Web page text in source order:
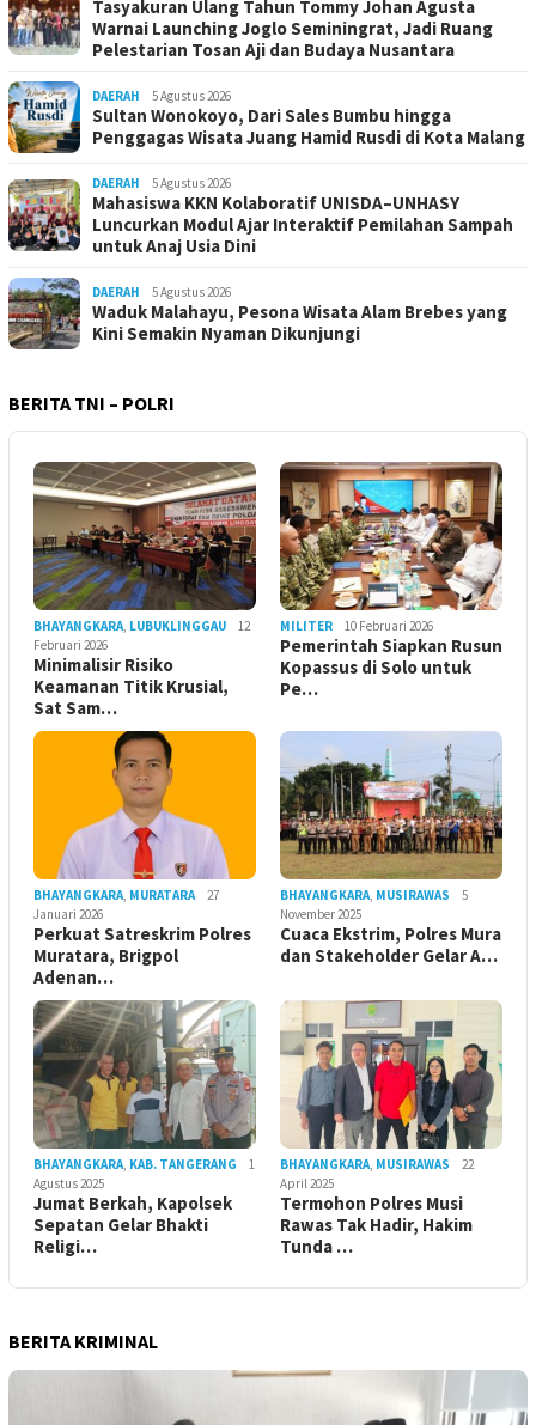
Tasyakuran Ulang Tahun Tommy Johan Agusta
Warnai Launching Joglo Seminingrat, Jadi Ruang
Pelestarian Tosan Aji dan Budaya Nusantara
DAERAH 5 Agustus 2026
Sultan Wonokoyo, Dari Sales Bumbu hingga
Penggagas Wisata Juang Hamid Rusdi di Kota Malang
DAERAH 5 Agustus 2026
Mahasiswa KKN Kolaboratif UNISDA–UNHASY
Luncurkan Modul Ajar Interaktif Pemilahan Sampah
untuk Anaj Usia Dini
DAERAH 5 Agustus 2026
Waduk Malahayu, Pesona Wisata Alam Brebes yang
Kini Semakin Nyaman Dikunjungi
BERITA TNI – POLRI
BHAYANGKARA LUBUKLINGGAU
12
Februari 2026
Minimalisir Risiko
Keamanan Titik Krusial,
Sat Sam…
MILITER 10 Februari 2026
Pemerintah Siapkan Rusun
Kopassus di Solo untuk
Pe…
BHAYANGKARA MURATARA
27
Januari 2026
Perkuat Satreskrim Polres
Muratara, Brigpol
Adenan…
BHAYANGKARA MUSIRAWAS
5
November 2025
Cuaca Ekstrim, Polres Mura
dan Stakeholder Gelar A…
BHAYANGKARA KAB. TANGERANG
1
Agustus 2025
Jumat Berkah, Kapolsek
Sepatan Gelar Bhakti
Religi…
BHAYANGKARA MUSIRAWAS
22
April 2025
Termohon Polres Musi
Rawas Tak Hadir, Hakim
Tunda …
BERITA KRIMINAL